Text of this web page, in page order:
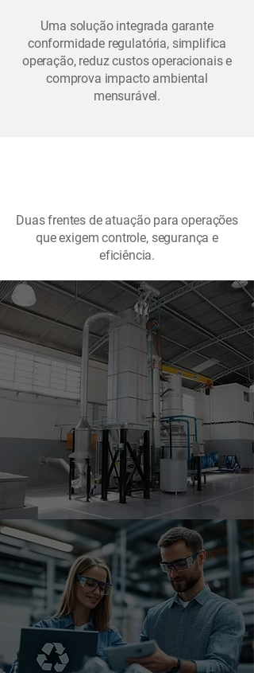
Uma solução integrada garante
conformidade regulatória, simplifica
operação, reduz custos operacionais e
comprova impacto ambiental
mensurável.
Duas frentes de atuação para operações
que exigem controle, segurança e
eficiência.